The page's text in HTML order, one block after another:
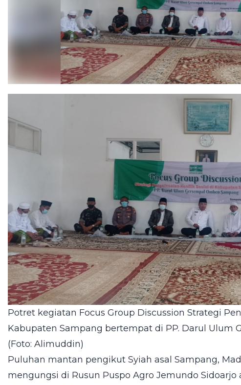
Potret kegiatan Focus Group Discussion Strategi
Kabupaten Sampang bertempat di PP. Darul Ulum
(Foto: Alimuddin)
Puluhan mantan pengikut Syiah asal Sampang,
mengungsi di Rusun Puspo Agro Jemundo